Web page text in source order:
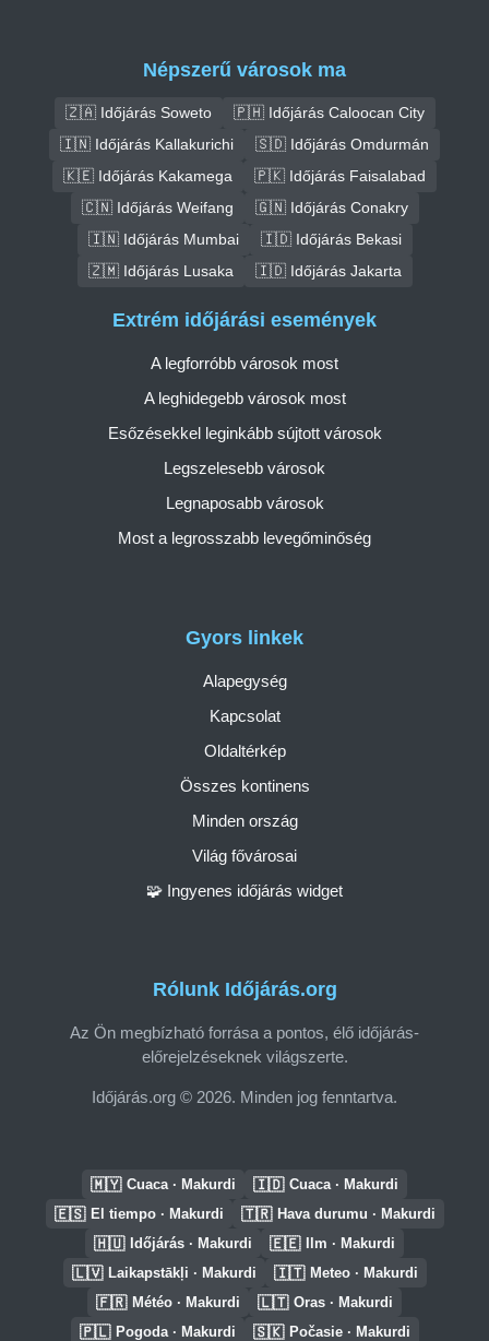
Népszerű városok ma
🇿🇦 Időjárás Soweto
🇵🇭 Időjárás Caloocan City
🇮🇳 Időjárás Kallakurichi
🇸🇩 Időjárás Omdurmán
🇰🇪 Időjárás Kakamega
🇵🇰 Időjárás Faisalabad
🇨🇳 Időjárás Weifang
🇬🇳 Időjárás Conakry
🇮🇳 Időjárás Mumbai
🇮🇩 Időjárás Bekasi
🇿🇲 Időjárás Lusaka
🇮🇩 Időjárás Jakarta
Rólunk Időjárás.org
Az Ön megbízható forrása a pontos, élő időjárás-
előrejelzéseknek világszerte.
Időjárás.org © 2026. Minden jog fenntartva.
Gyors linkek
Alapegység
Kapcsolat
Oldaltérkép
Összes kontinens
Minden ország
Világ fővárosai
🧩 Ingyenes időjárás widget
Extrém időjárási események
A legforróbb városok most
A leghidegebb városok most
Esőzésekkel leginkább sújtott városok
Legszelesebb városok
Legnaposabb városok
Most a legrosszabb levegőminőség
🇲🇾 Cuaca · Makurdi 🇮🇩 Cuaca · Makurdi
🇪🇸 El tiempo · Makurdi 🇹🇷 Hava durumu · Makurdi
🇭🇺 Időjárás · Makurdi 🇪🇪 Ilm · Makurdi
🇱🇻 Laikapstākļi · Makurdi 🇮🇹 Meteo · Makurdi
🇫🇷 Météo · Makurdi 🇱🇹 Oras · Makurdi
🇵🇱 Pogoda · Makurdi 🇸🇰 Počasie · Makurdi